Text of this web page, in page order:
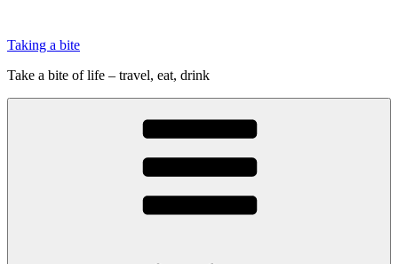
indhold
Taking a bite
Take a bite of life – travel, eat, drink